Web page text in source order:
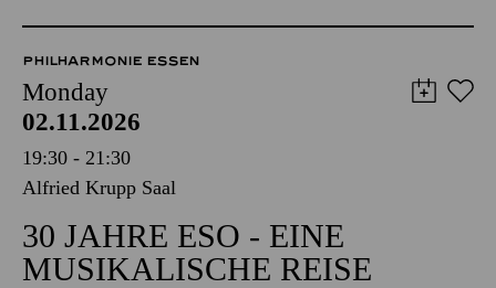
PHILHARMONIE ESSEN
Monday
02.11.2026
19:30 - 21:30
Alfried Krupp Saal
30 JAHRE ESO - EINE
MUSIKALISCHE REISE